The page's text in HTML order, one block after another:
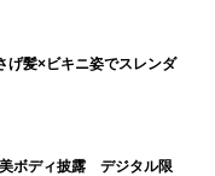
げ髪×ビキニ姿でスレンダ
ボディ披露 デジタル限